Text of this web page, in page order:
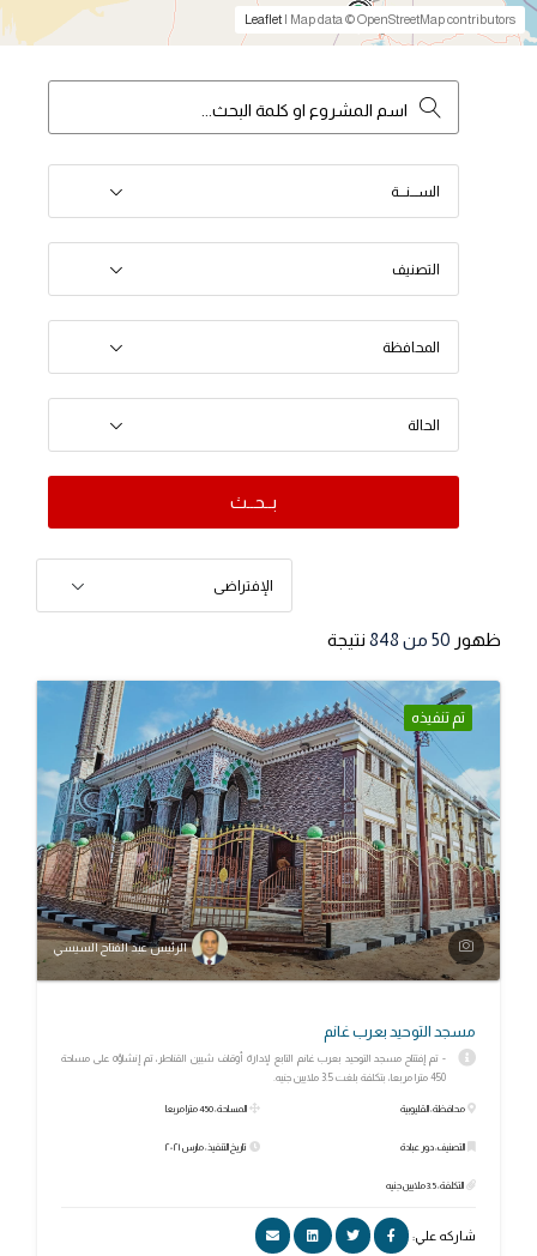
Leaflet | Map data © OpenStreetMap contributors
الســـنـــة
التصنيف
المحافظة
الحالة
بــحــث
الإفتراضى
ظهور 50 من 848 نتيجة
تم تنفيذه
الرئيس عبد الفتاح السيسي
مسجد التوحيد بعرب غانم
- تم إفتتاح مسجد التوحيد بعرب غانم التابع لإدارة أوقاف شبين القناطر، تم إنشاؤه على مساحة
450 مترا مربعا، بتكلفة بلغت 3.5 ملايين جنيه.
محافظة: القليوبية
التصنيف: دور عبادة
التكلفة: 3.5 ملايين جنيه
المساحة: 450 مترا مربعا
تاريخ التنفيذ: مارس ٢٠٢١
شاركه علي: